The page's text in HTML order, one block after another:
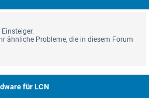
ähnliche Probleme, die in diesem Forum
für LCN